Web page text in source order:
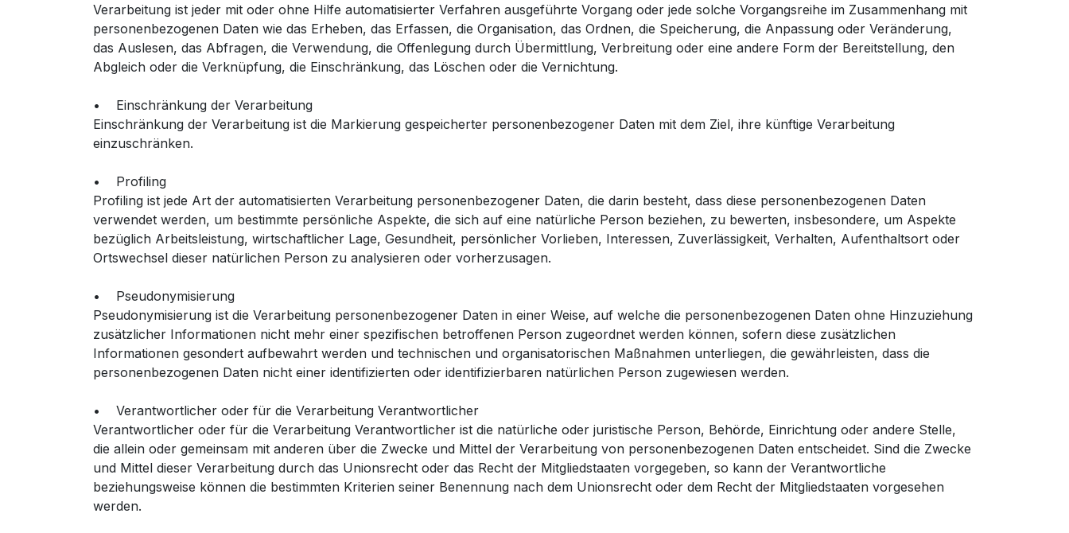
Verarbeitung ist jeder mit oder ohne Hilfe automatisierter Verfahren ausgeführte Vorgang oder jede solche Vorgangsreihe im Zusammenhang mit
personenbezogenen Daten wie das Erheben, das Erfassen, die Organisation, das Ordnen, die Speicherung, die Anpassung oder Veränderung,
das Auslesen, das Abfragen, die Verwendung, die Offenlegung durch Übermittlung, Verbreitung oder eine andere Form der Bereitstellung, den
Abgleich oder die Verknüpfung, die Einschränkung, das Löschen oder die Vernichtung.
• Einschränkung der Verarbeitung
Einschränkung der Verarbeitung ist die Markierung gespeicherter personenbezogener Daten mit dem Ziel, ihre künftige Verarbeitung
einzuschränken.
• Profiling
Profiling ist jede Art der automatisierten Verarbeitung personenbezogener Daten, die darin besteht, dass diese personenbezogenen Daten
verwendet werden, um bestimmte persönliche Aspekte, die sich auf eine natürliche Person beziehen, zu bewerten, insbesondere, um Aspekte
bezüglich Arbeitsleistung, wirtschaftlicher Lage, Gesundheit, persönlicher Vorlieben, Interessen, Zuverlässigkeit, Verhalten, Aufenthaltsort oder
Ortswechsel dieser natürlichen Person zu analysieren oder vorherzusagen.
• Pseudonymisierung
Pseudonymisierung ist die Verarbeitung personenbezogener Daten in einer Weise, auf welche die personenbezogenen Daten ohne Hinzuziehung
zusätzlicher Informationen nicht mehr einer spezifischen betroffenen Person zugeordnet werden können, sofern diese zusätzlichen
Informationen gesondert aufbewahrt werden und technischen und organisatorischen Maßnahmen unterliegen, die gewährleisten, dass die
personenbezogenen Daten nicht einer identifizierten oder identifizierbaren natürlichen Person zugewiesen werden.
• Verantwortlicher oder für die Verarbeitung Verantwortlicher
Verantwortlicher oder für die Verarbeitung Verantwortlicher ist die natürliche oder juristische Person, Behörde, Einrichtung oder andere Stelle,
die allein oder gemeinsam mit anderen über die Zwecke und Mittel der Verarbeitung von personenbezogenen Daten entscheidet. Sind die Zwecke
und Mittel dieser Verarbeitung durch das Unionsrecht oder das Recht der Mitgliedstaaten vorgegeben, so kann der Verantwortliche
beziehungsweise können die bestimmten Kriterien seiner Benennung nach dem Unionsrecht oder dem Recht der Mitgliedstaaten vorgesehen
werden.